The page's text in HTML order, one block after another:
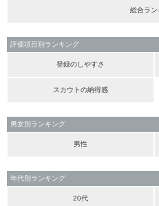
総合ラン
評価項目別ランキング
登録のしやすさ
スカウトの納得感
男女別ランキング
男性
年代別ランキング
20代